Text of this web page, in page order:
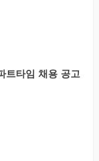
트타임 채용 공고